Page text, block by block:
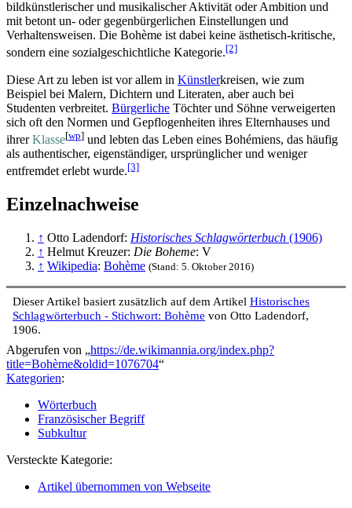
bild­künstlerischer und musikalischer Aktivität oder Ambition und
mit betont un- oder gegen­bürgerlichen Einstellungen und
Verhaltens­weisen. Die Bohème ist dabei keine ästhetisch-kritische,
sondern eine sozial­geschichtliche Kategorie.[2]
Diese Art zu leben ist vor allem in Künstler­kreisen, wie zum
Beispiel bei Malern, Dichtern und Literaten, aber auch bei
Studenten verbreitet. Bürgerliche Töchter und Söhne verweigerten
sich oft den Normen und Gepflogenheiten ihres Elternhauses und
ihrerKlasse[wp] und lebten das Leben eines Bohémiens, das häufig
als authentischer, eigenständiger, ursprünglicher und weniger
entfremdet erlebt wurde.[3]
Einzelnachweise
↑ Otto Ladendorf: Historisches Schlagwörterbuch (1906)
↑ Helmut Kreuzer: Die Boheme: V
↑ Wikipedia: Bohème (Stand: 5. Oktober 2016)
Dieser Artikel basiert zusätzlich auf dem Artikel Historisches
Schlagwörterbuch - Stichwort: Bohème von Otto Ladendorf,
1906.
Abgerufen von „https://de.wikimannia.org/index.php?
title=Bohème&oldid=1076704“
Kategorien:
Wörterbuch
Französischer Begriff
Subkultur
Versteckte Kategorie:
Artikel übernommen von Webseite